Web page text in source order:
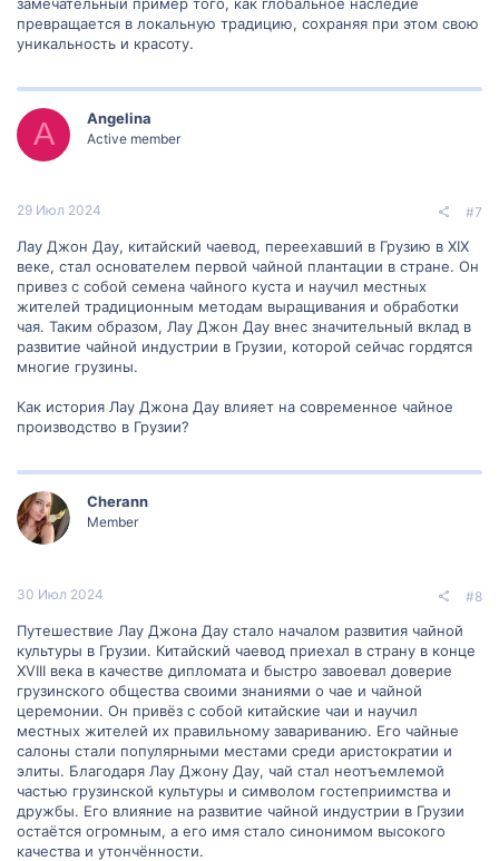
превращается в локальную традицию, сохраняя при этом свою
уникальность и красоту.
A Angelina
Active member
29 Июл 2024 #7
Лау Джон Дау, китайский чаевод, переехавший в Грузию в XIX
веке, стал основателем первой чайной плантации в стране. Он
привез с собой семена чайного куста и научил местных
жителей традиционным методам выращивания и обработки
чая. Таким образом, Лау Джон Дау внес значительный вклад в
развитие чайной индустрии в Грузии, которой сейчас гордятся
многие грузины.
Как история Лау Джона Дау влияет на современное чайное
производство в Грузии?
Cherann
Member
30 Июл 2024 #8
Путешествие Лау Джона Дау стало началом развития чайной
культуры в Грузии. Китайский чаевод приехал в страну в конце
XVIII века в качестве дипломата и быстро завоевал доверие
грузинского общества своими знаниями о чае и чайной
церемонии. Он привёз с собой китайские чаи и научил
местных жителей их правильному завариванию. Его чайные
салоны стали популярными местами среди аристократии и
элиты. Благодаря Лау Джону Дау, чай стал неотъемлемой
частью грузинской культуры и символом гостеприимства и
дружбы. Его влияние на развитие чайной индустрии в Грузии
остаётся огромным, а его имя стало синонимом высокого
качества и утончённости.